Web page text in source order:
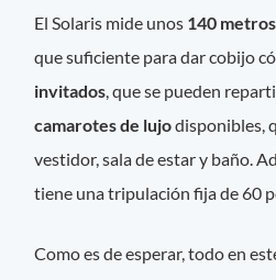
El Solaris mide unos 140
que suficiente para dar cobijo
invitados, que se pueden
camarotes de lujodisponibles,
vestidor, sala de estar y baño.
tiene una tripulación fija de 60
Como es de esperar, todo en